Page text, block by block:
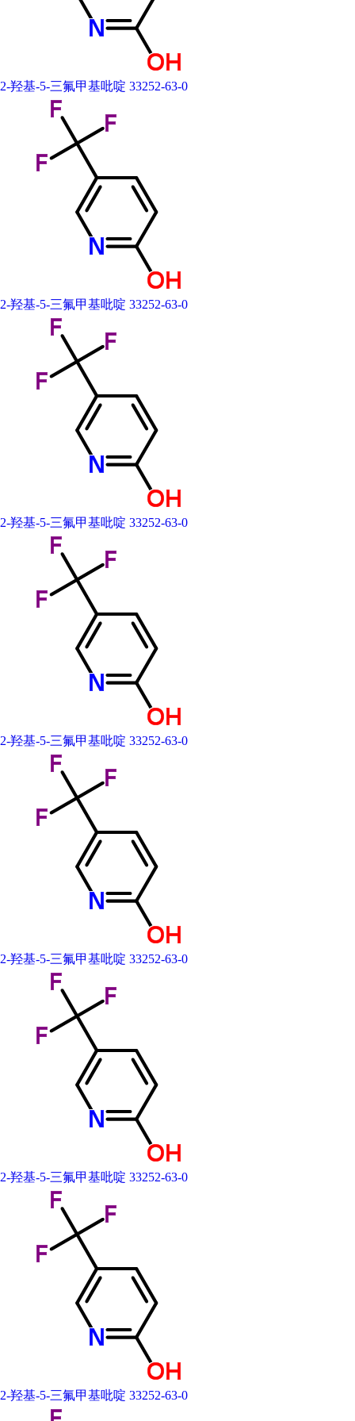
2-羟基-5-三氟甲基吡啶 33252-63-0
2-羟基-5-三氟甲基吡啶 33252-63-0
2-羟基-5-三氟甲基吡啶 33252-63-0
2-羟基-5-三氟甲基吡啶 33252-63-0
2-羟基-5-三氟甲基吡啶 33252-63-0
2-羟基-5-三氟甲基吡啶 33252-63-0
2-羟基-5-三氟甲基吡啶 33252-63-0